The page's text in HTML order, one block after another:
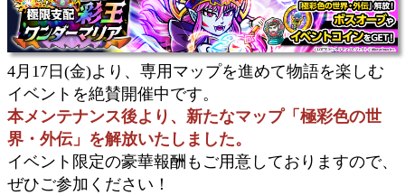
4月17日(金)より、専用マップを進めて物語を楽しむ
イベントを絶賛開催中です。
本メンテナンス後より、新たなマップ「極彩色の世
界・外伝」を解放いたしました。
イベント限定の豪華報酬もご用意しておりますので、
ぜひご参加ください！